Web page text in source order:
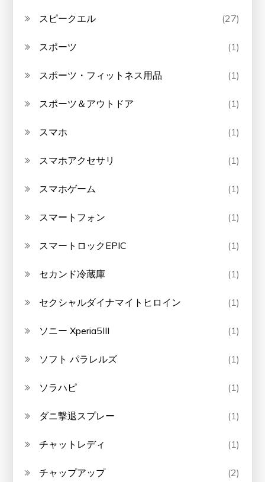
スピークエル (27)
スポーツ (1)
スポーツ・フィットネス用品 (1)
スポーツ＆アウトドア (1)
スマホ (1)
スマホアクセサリ (1)
スマホゲーム (1)
スマートフォン (1)
スマートロックEPIC (1)
セカンド冷蔵庫 (1)
セクシャルダイナマイトヒロイン (1)
ソニー Xperia5III (1)
ソフト パラレルズ (1)
ソラハピ (1)
ダニ撃退スプレー (1)
チャットレディ (1)
チャップアップ (2)